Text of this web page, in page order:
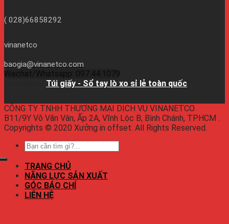
( 028)66858292
vinanetco
baogia@vinanetco.com
Wechat/Whatsapp: 097.44.1079
Túi giấy - Sổ tay lò xo sỉ lẻ toàn quốc
CÔNG TY TNHH THƯƠNG MẠI DỊCH VỤ VINANETCO
B11/9Y Võ Văn Vân, Ấp 2A, Vĩnh Lộc B, Bình Chánh, TPHCM .
Copyrights © 2020 Xưởng in offset. All Rights Reserved.
TRANG CHỦ
NĂNG LỰC SẢN XUẤT
GÓC BÁO CHÍ
LIÊN HỆ